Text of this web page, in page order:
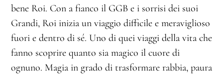
bene Roi. Con a fianco il GGB e i sorrisi dei suoi
Grandi, Roi inizia un viaggio difficile e meraviglioso
fuori e dentro di sé. Uno di quei viaggi della vita che
fanno scoprire quanto sia magico il cuore di
ognuno. Magia in grado di trasformare rabbia, paura